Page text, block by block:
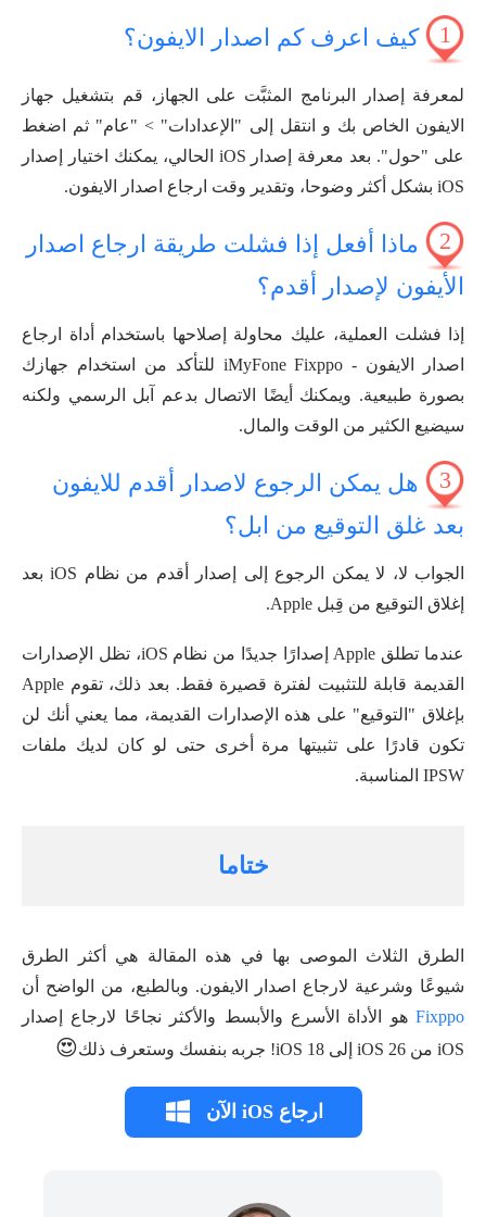
1 كيف اعرف كم اصدار الايفون؟
لمعرفة إصدار البرنامج المثبَّت على الجهاز، قم بتشغيل جهاز
الايفون الخاص بك و انتقل إلى "الإعدادات" > "عام" ثم اضغط
على "حول". بعد معرفة إصدار iOS الحالي، يمكنك اختيار إصدار
iOS بشكل أكثر وضوحا، وتقدير وقت ارجاع اصدار الايفون.
2
ماذا أفعل إذا فشلت طريقة ارجاع اصدار
الأيفون لإصدار أقدم؟
إذا فشلت العملية، عليك محاولة إصلاحها باستخدام أداة ارجاع
اصدار الايفون - iMyFone Fixppo للتأكد من استخدام جهازك
بصورة طبيعية. ويمكنك أيضًا الاتصال بدعم آبل الرسمي ولكنه
سيضيع الكثير من الوقت والمال.
3
هل يمكن الرجوع لاصدار أقدم للايفون
بعد غلق التوقيع من ابل؟
الجواب لا، لا يمكن الرجوع إلى إصدار أقدم من نظام iOS بعد
إغلاق التوقيع من قِبل Apple.
عندما تطلق Apple إصدارًا جديدًا من نظام iOS، تظل الإصدارات
القديمة قابلة للتثبيت لفترة قصيرة فقط. بعد ذلك، تقوم Apple
بإغلاق "التوقيع" على هذه الإصدارات القديمة، مما يعني أنك لن
تكون قادرًا على تثبيتها مرة أخرى حتى لو كان لديك ملفات
IPSW المناسبة.
ختاما
الطرق الثلاث الموصى بها في هذه المقالة هي أكثر الطرق
شيوعًا وشرعية لارجاع اصدار الايفون. وبالطبع، من الواضح أن
Fixppo هو الأداة الأسرع والأبسط والأكثر نجاحًا لارجاع إصدار
iOS من iOS 26 إلى iOS 18! جربه بنفسك وستعرف ذلك
😍
ارجاع iOS الآن